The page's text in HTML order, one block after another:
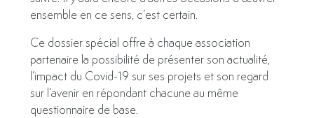
ensemble en ce sens, c’est certain.
Ce dossier spécial offre à chaque association
partenaire la possibilité de présenter son actualité,
l’impact du Covid-19 sur ses projets et son regard
sur l’avenir en répondant chacune au même
questionnaire de base.